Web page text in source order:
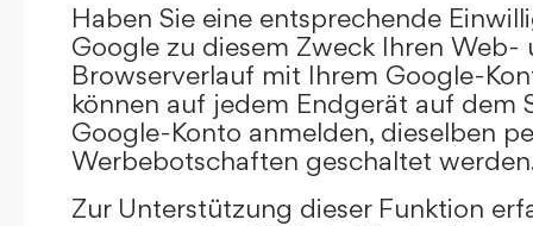
Haben Sie eine entsprechende
Google zu diesem Zweck Ihren
Browserverlauf mit Ihrem Google-
können auf jedem Endgerät auf dem
Google-Konto anmelden, dieselben
Werbebotschaften geschaltet
Zur Unterstützung dieser Funktion